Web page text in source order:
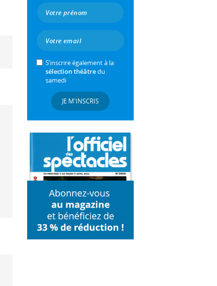
S’inscrire également à la
sélection théâtredu
samedi
JE M'INSCRIS